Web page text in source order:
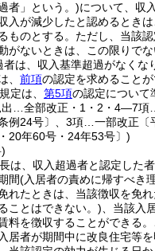
者」という。)について、収
入が減少したと認めるとき
ものとする。 ただし、当該
がないときは、この限りでな
者は、収入基準超過がなくな
、 前項の認定を求めることが
定は、 第5項の認定について
出…全部改正・1・2・4―7項
例24号〕、3項…一部改正〔
20年60号・24年53号〕)
は、収入超過者と認定した
間(入居者の責めに帰すべき
れたときは、当該徴収を免
ことはできない。) 、当該入
料を徴収することができる。
居者が期間中に改良住宅等